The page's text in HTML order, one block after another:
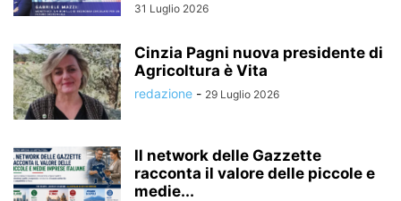
31 Luglio 2026
Cinzia Pagni nuova presidente di
Agricoltura è Vita
redazione - 29 Luglio 2026
Il network delle Gazzette
racconta il valore delle piccole e
medie...